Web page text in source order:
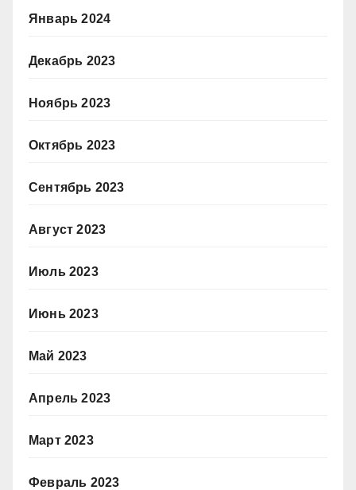
Январь 2024
Декабрь 2023
Ноябрь 2023
Октябрь 2023
Сентябрь 2023
Август 2023
Июль 2023
Июнь 2023
Май 2023
Апрель 2023
Март 2023
Февраль 2023